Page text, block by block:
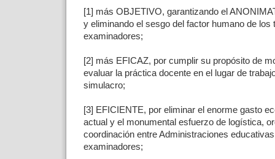
[1] más OBJETIVO, garantizando el
y eliminando el sesgo del factor humano de los
examinadores;
[2] más EFICAZ, por cumplir su propósito de
evaluar la práctica docente en el lugar de
simulacro;
[3] EFICIENTE, por eliminar el enorme gasto
actual y el monumental esfuerzo de logística,
coordinación entre Administraciones
examinadores;